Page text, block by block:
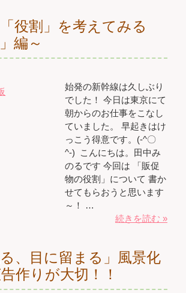
役割」を考えてみる
編～
始発の新幹線は久しぶり
でした！ 今日は東京にて
朝からのお仕事をこなし
ていました。 早起きはけ
っこう得意です。(-^〇
^-) こんにちは。田中み
のるです 今回は 「販促
物の役割」について 書か
せてもらおうと思います
～！ …
続きを読む »
る、目に留まる」風景化
作りが大切！！